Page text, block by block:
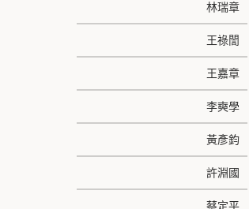
林瑞章
王祿誾
王嘉章
李奭學
黃彥鈞
許淵國
蔡定平